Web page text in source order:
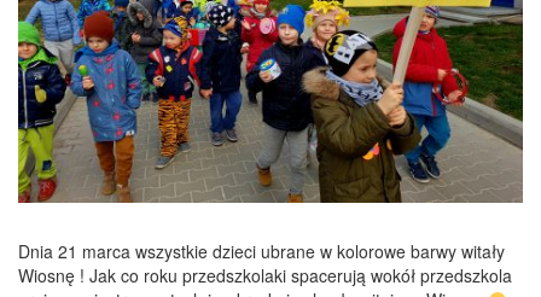
Dnia 21 marca wszystkie dzieci ubrane w kolorowe barwy witały
Wiosnę ! Jak co roku przedszkolaki spacerują wokół przedszkola